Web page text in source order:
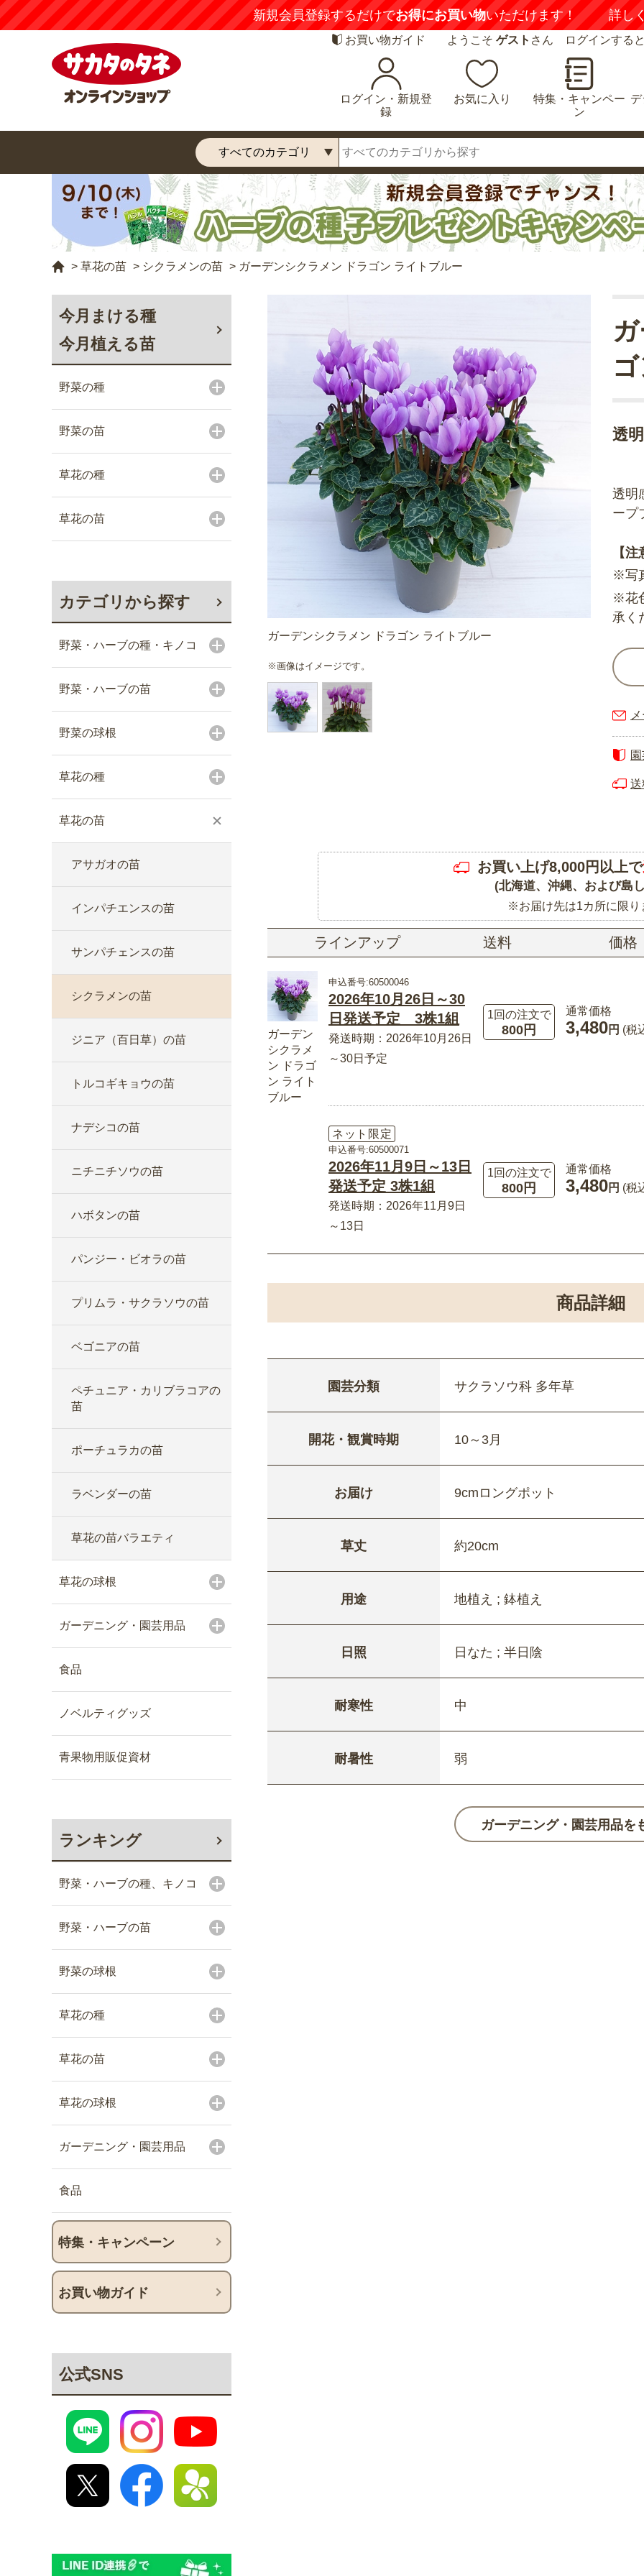
新規会員登録するだけでお得にお買い物いただけます！ 詳し
お買い物ガイド ようこそ ゲスト さん ログインすると
ログイン・新規登
録
お気に入り
特集・キャンペー
ン
> 草花の苗 > シクラメンの苗 > ガーデンシクラメン ドラゴン ライトブルー
今月まける種
今月植える苗
野菜の種
野菜の苗
草花の種
草花の苗
カテゴリから探す
野菜・ハーブの種・キノコ
野菜・ハーブの苗
野菜の球根
草花の種
草花の苗
アサガオの苗
インパチエンスの苗
サンパチェンスの苗
シクラメンの苗
ジニア（百日草）の苗
トルコギキョウの苗
ナデシコの苗
ニチニチソウの苗
ハボタンの苗
パンジー・ビオラの苗
プリムラ・サクラソウの苗
ベゴニアの苗
ペチュニア・カリブラコアの
苗
ポーチュラカの苗
ラベンダーの苗
草花の苗バラエティ
草花の球根
ガーデニング・園芸用品
食品
ノベルティグッズ
青果物用販促資材
ランキング
野菜・ハーブの種、キノコ
野菜・ハーブの苗
野菜の球根
草花の種
草花の苗
草花の球根
ガーデニング・園芸用品
食品
特集・キャンペーン
お買い物ガイド
公式SNS
ガーデンシクラメン ドラゴン ライトブルー
※画像はイメージです。
透
透明
ープ
【注
※写
※花
承く
送
お買い上げ8,000円以上で
(北海道、沖縄、および島
※お届け先は1カ所に限り
ラインアップ 送料 価格
ガーデン
シクラメ
ン ドラゴ
ン ライト
ブルー
申込番号:60500046
2026年10月26日～30
日発送予定 3株1組
発送時期：2026年10月26日
～30日予定
1回の注文で
800円
通常価格
3,480円 (税
ネット限定
申込番号:60500071
2026年11月9日～13日
発送予定 3株1組
発送時期：2026年11月9日
～13日
1回の注文で
800円
通常価格
3,480円 (税
商品詳細
園芸分類 サクラソウ科 多年草
開花・観賞時期 10～3月
お届け 9cmロングポット
草丈 約20cm
用途 地植え ; 鉢植え
日照 日なた ; 半日陰
耐寒性 中
耐暑性 弱
ガーデニング・園芸用品を